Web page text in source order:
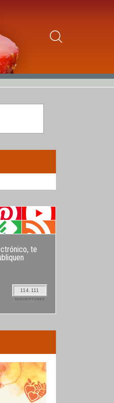
te
114.111
SUSCRIPTORES